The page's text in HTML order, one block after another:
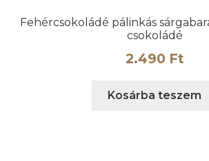
Fehércsokoládé pálinkás
csokoládé
2.490 Ft
Kosárba teszem